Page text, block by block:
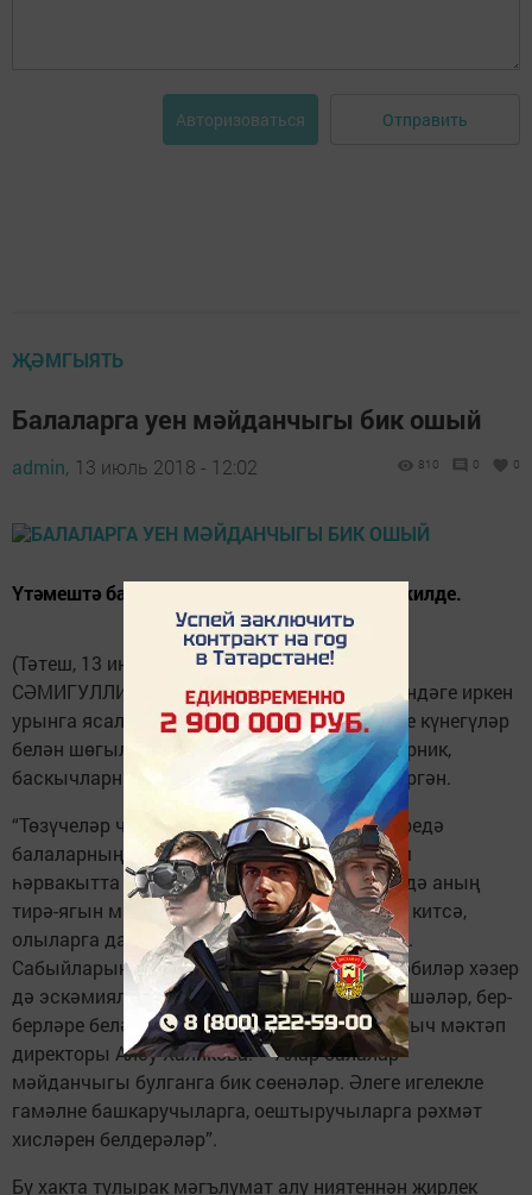
Авторизоваться Отправить
ҖӘМГЫЯТЬ
Балаларга уен мәйданчыгы бик ошый
admin, 13 июль 2018 - 12:02 810 0 0
Үтәмештә балалар мәйданчыгы барлыкка килде.
(Тәтеш, 13 июль, «Тәтеш таңнары», Сания
СӘМИГУЛЛИНА, автор фотосы). Авыл үзәгендәге иркен
урынга ясалган таганнар, комлык һәм төрле күнегүләр
белән шөгыльләнергә мөмкинлек бирүче турник,
баскычларны балалар инде яратып та өлгергән.
“Төзүчеләр чын күңелдән хезмәт куйды. Биредә
балаларның шат авазлары еш ишетелә, һәм
һәрвакытта шулай булсын иде. Алдагы көндә аның
тирә-ягын матурлап куак-үсентеләр дә үсеп китсә,
олыларга да бик шәп ял итү урыны булачак.
Сабыйларын уйнарга алып килгән әниләр, әбиләр хәзер
дә эскәмияләргә утырып рәхәтләнеп сөйләшәләр, бер-
берләре белән аралашалар, – диде башлангыч мәктәп
директоры Алсу Халикова. – Алар балалар
мәйданчыгы булганга бик сөенәләр. Әлеге игелекле
гамәлне башкаручыларга, оештыручыларга рәхмәт
хисләрен белдерәләр”.
Бу хакта тулырак мәгълүмат алу ниятеннән җирлек